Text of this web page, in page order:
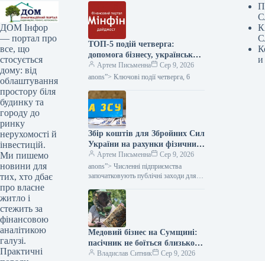
ДОМ Інфор
— портал про
все, що
стосується
дому: від
облаштування
простору біля
будинку та
городу до
ринку
нерухомості й
інвестицій.
Ми пишемо
новини для
тих, хто дбає
про власне
житло і
стежить за
фінансовою
аналітикою
галузі.
Практичні
ТОП-5 подій четверга:
допомога бізнесу, український
ВВП та авто з пробігом з ЄС
— Мінфін
Артем Письменна
Сер 9, 2026
anons”> Ключові події четверга, 6
Збір коштів для Збройних Сил
України на рахунки фізичних
осіб-підприємців: коли
податкова не втручатиметься,
а коли — донараховуватиме
Артем Письменна
Сер 9, 2026
anons”> Численні підприємства
започатковують публічні заходи для
акумулюють кошти від населення та
спрямовують їх до благодійних…
Медовий бізнес на Сумщині:
пасічник не боїться близькості
до кордону — КУРКУЛЬ
Владислав Ситник
Сер 9, 2026
и